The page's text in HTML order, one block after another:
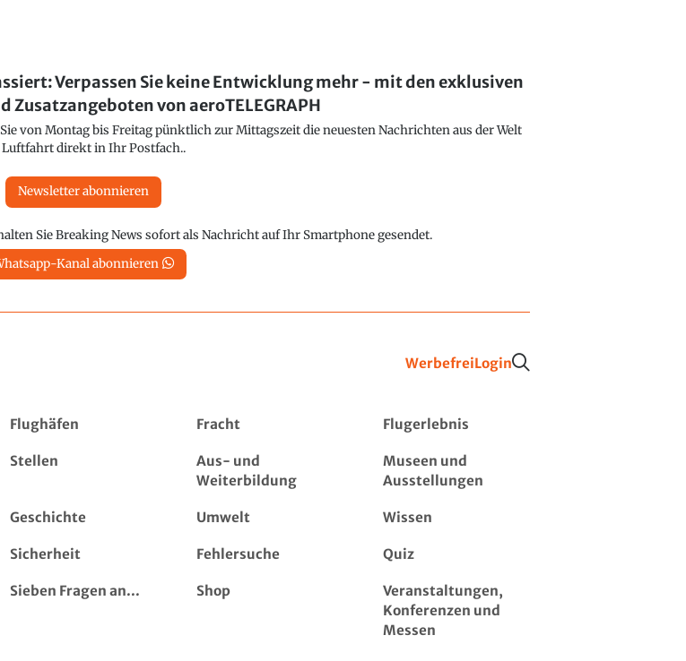
Verpassen Sie keine Entwicklung mehr - mit den exklusiven
Zusatzangeboten von aeroTELEGRAPH
von Montag bis Freitag pünktlich zur Mittagszeit die neuesten Nachrichten aus der Welt
Luftfahrt direkt in Ihr Postfach..
Newsletter abonnieren
Sie Breaking News sofort als Nachricht auf Ihr Smartphone gesendet.
Kanal abonnieren
WerbefreiLogin
Flughäfen Fracht Flugerlebnis
Stellen
Aus- und
Weiterbildung
Museen und
Ausstellungen
Geschichte Umwelt Wissen
Sicherheit Fehlersuche Quiz
Sieben Fragen an... Shop
Veranstaltungen,
Konferenzen und
Messen